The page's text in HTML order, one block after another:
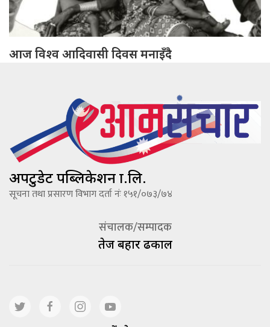
आज विश्व आदिवासी दिवस मनाइँदै
अपटुडेट पब्लिकेशन प्रा.लि.
सूचना तथा प्रसारण विभाग दर्ता नंः १५१/०७३/७४
संचालक/सम्पादक
तेज बहादूर ढकाल